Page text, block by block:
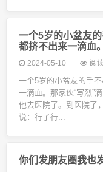
一个5岁的小盆友
都挤不出来一滴血。
2024-05-10 阅
一个5岁的小盆友的手
一滴血。那家伙“写烈”
他去医院了。到医院
说：行了行...
你们发朋友圈我也